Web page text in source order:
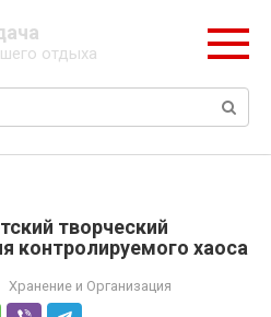
отдыха
творческий
контролируемого хаоса
Хранение и Организация